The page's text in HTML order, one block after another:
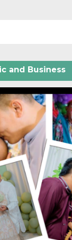
and Business